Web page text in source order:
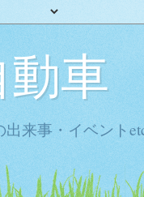
動車
来事・イベント